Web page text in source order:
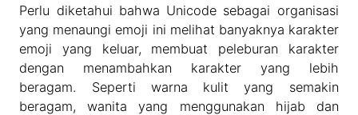
Perlu diketahui bahwa Unicode sebagai organisasi
yang menaungi emoji ini melihat banyaknya karakter
emoji yang keluar, membuat peleburan karakter
dengan menambahkan karakter yang lebih
beragam. Seperti warna kulit yang semakin
beragam, wanita yang menggunakan hijab dan